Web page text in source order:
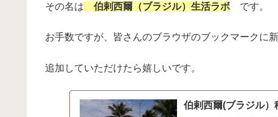
その名は 伯剌西爾（ブラジル）生活ラボ です。
お手数ですが、皆さんのブラウザのブックマークに
追加していただけたら嬉しいです。
伯剌西爾(ブラジル）